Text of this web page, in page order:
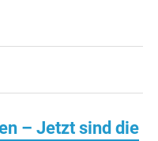
– Jetzt sind die